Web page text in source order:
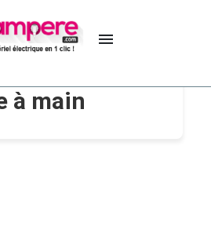

à main